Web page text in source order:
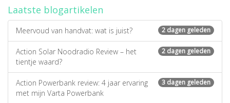
Laatste blogartikelen
2 dagen geleden
Meervoud van handvat: wat is juist?
2 dagen geleden
Action Solar Noodradio Review – het
tientje waard?
3 dagen geleden
Action Powerbank review: 4 jaar ervaring
met mijn Varta Powerbank